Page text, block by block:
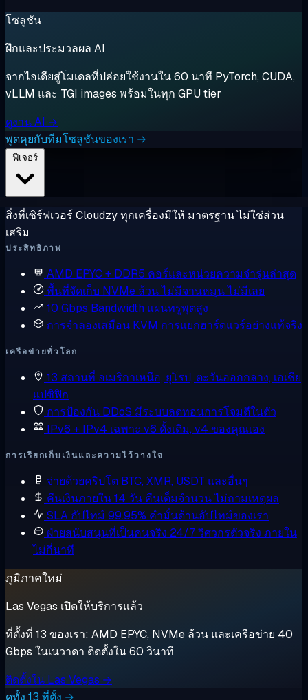
โซลูชัน
ฝึกและประมวลผล AI
จากไอเดียสู่โมเดลที่ปล่อยใช้งานใน 60 นาที PyTorch, CUDA,
vLLM และ TGI images พร้อมในทุก GPU tier
ดูงาน AI →
พูดคุยกับทีมโซลูชันของเรา →
สิ่งที่เซิร์ฟเวอร์ Cloudzy ทุกเครื่องมีให้ มาตรฐาน ไม่ใช่ส่วน
เสริม
ประสิทธิภาพ
AMD EPYC + DDR5 คอร์และหน่วยความจำรุ่นล่าสุด
พื้นที่จัดเก็บ NVMe ล้วนไม่มีจานหมุน ไม่มีเลย
10 Gbps Bandwidth แผนทรูพุตสูง
การจำลองเสมือน KVM การแยกฮาร์ดแวร์อย่างแท้จริง
เครือข่ายทั่วโลก
13 สถานที่ อเมริกาเหนือ, ยุโรป, ตะวันออกกลาง, เอเชีย
แปซิฟิก
การป้องกัน DDoS มีระบบลดทอนการโจมตีในตัว
IPv6 + IPv4 เฉพาะ v6 ดั้งเดิม, v4 ของคุณเอง
การเรียกเก็บเงินและความไว้วางใจ
จ่ายด้วยคริปโต BTC, XMR, USDT และอื่นๆ
คืนเงินภายใน 14 วัน คืนเต็มจำนวน ไม่ถามเหตุผล
SLA อัปไทม์ 99.95% คำมั่นด้านอัปไทม์ของเรา
ฝ่ายสนับสนุนที่เป็นคนจริง 24/7วิศวกรตัวจริง ภายใน
ไม่กี่นาที
ภูมิภาคใหม่
Las Vegas เปิดให้บริการแล้ว
ที่ตั้งที่ 13 ของเรา: AMD EPYC, NVMe ล้วน และเครือข่าย 40
Gbps ในเนวาดา ติดตั้งใน 60 วินาที
ติดตั้งใน Las Vegas →
ดูทั้ง 13 ที่ตั้ง →